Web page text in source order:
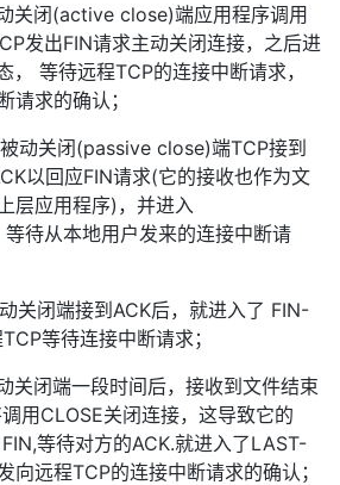
关闭(active close)端应用程序调用
发出FIN请求主动关闭连接，之后进
， 等待远程TCP的连接中断请求，
请求的确认；
动关闭(passive close)端TCP接到
以回应FIN请求(它的接收也作为文
层应用程序)，并进入
等待从本地用户发来的连接中断请
关闭端接到ACK后，就进入了 FIN-
等待连接中断请求；
关闭端一段时间后，接收到文件结束
用CLOSE关闭连接，这导致它的
等待对方的ACK.就进入了LAST-
向远程TCP的连接中断请求的确认；